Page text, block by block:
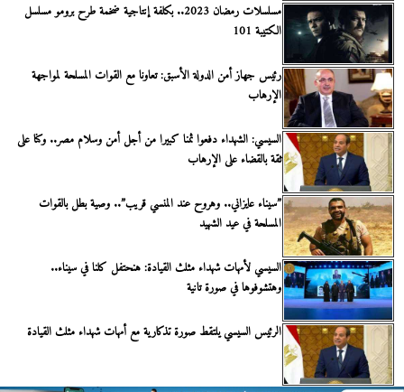
مسلسلات رمضان 2023.. بكلفة إنتاجية ضخمة طرح برومو مسلسل
الكتيبة 101
رئيس جهاز أمن الدولة الأسبق: تعاونا مع القوات المسلحة لمواجهة
الإرهاب
السيسي: الشهداء دفعوا ثمنا كبيرا من أجل أمن وسلام مصر.. وكنا على
ثقة بالقضاء على الإرهاب
”سيناء عايزاني.. وهروح عند المنسي قريب”.. وصية بطل بالقوات
المسلحة في عيد الشهيد
السيسي لأمهات شهداء مثلث القيادة: هنحتفل كلنا في سيناء..
وهتشوفوها في صورة تانية
الرئيس السيسي يلتقط صورة تذكارية مع أمهات شهداء مثلث القيادة